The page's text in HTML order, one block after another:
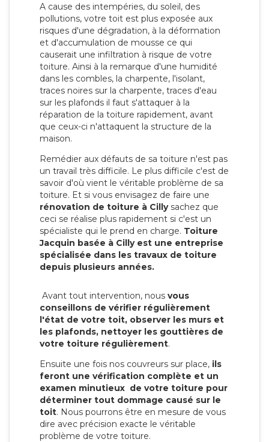
A cause des intempéries, du soleil, des
pollutions, votre toit est plus exposée aux
risques d'une dégradation, à la déformation
et d'accumulation de mousse ce qui
causerait une infiltration à risque de votre
toiture. Ainsi à la remarque d'une humidité
dans les combles, la charpente, l'isolant,
traces noires sur la charpente, traces d'eau
sur les plafonds il faut s'attaquer à la
réparation de la toiture rapidement, avant
que ceux-ci n'attaquent la structure de la
maison.
Remédier aux défauts de sa toiture n'est pas
un travail très difficile. Le plus difficile c'est de
savoir d'où vient le véritable problème de sa
toiture. Et si vous envisagez de faire une
rénovation de toiture à Cillysachez que
ceci se réalise plus rapidement si c'est un
spécialiste qui le prend en charge. Toiture
Jacquin basée à Cilly est une entreprise
spécialisée dans les travaux de toiture
depuis plusieurs années.
Avant tout intervention, nous vous
conseillons de vérifier régulièrement
l'état de votre toit, observer les murs et
les plafonds, nettoyer les gouttières de
votre toiture régulièrement.
Ensuite une fois nos couvreurs sur place, ils
feront une vérification complète et un
examen minutieux de votre toiture pour
déterminer tout dommage causé sur le
toit. Nous pourrons être en mesure de vous
dire avec précision exacte le véritable
problème de votre toiture.